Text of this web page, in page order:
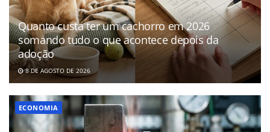
Quanto custa ter um cachorro em 2026
somando tudo o que acontece depois da
adoção
8 DE AGOSTO DE 2026
ECONOMIA